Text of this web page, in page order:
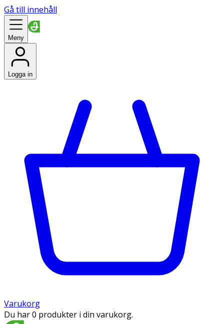
Gå till innehåll
Meny
Logga in
Varukorg
Du har 0 produkter i din varukorg.